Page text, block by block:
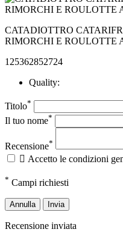
CATADIOTTRO
RIMORCHI E ROULOTTE
125362852724
Quality:
Titolo*
Il tuo nome*
Recensione*
 Accetto le condizioni
* Campi richiesti
Annulla Invia
Recensione inviata